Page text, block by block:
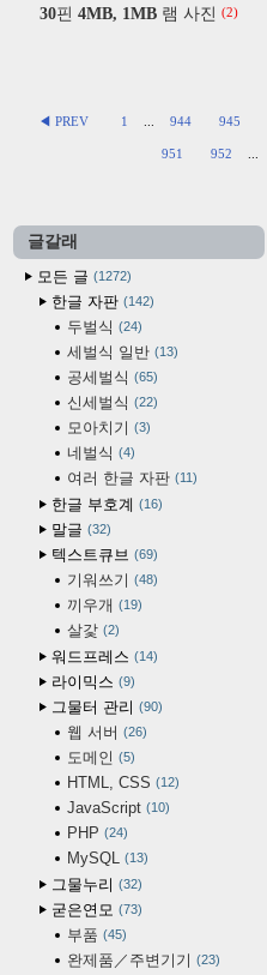
30핀 4MB, 1MB 램 사진 (2)
◀ PREV 1 944 945
951 952
글갈래
모든 글
1272
한글 자판 142
두벌식 24
세벌식 일반 13
공세벌식 65
신세벌식 22
모아치기 3
네벌식 4
여러 한글 자판 11
한글 부호계 16
말글 32
텍스트큐브 69
기워쓰기 48
끼우개 19
살갗 2
워드프레스 14
라이믹스 9
그물터 관리 90
웹 서버 26
도메인 5
HTML, CSS 12
JavaScript 10
PHP 24
MySQL 13
그물누리 32
굳은연모 73
부품 45
완제품／주변기기 23